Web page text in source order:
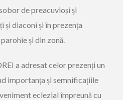
de preacuvioși și
și diaconi și în prezența
și din zonă.
a adresat celor prezenți un
importanța și semnificațiile
eclezial împreună cu